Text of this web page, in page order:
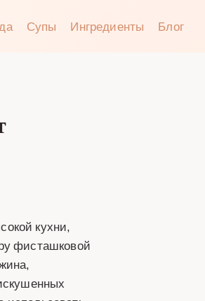
Супы Ингредиенты Блог
кухни,
фисташковой